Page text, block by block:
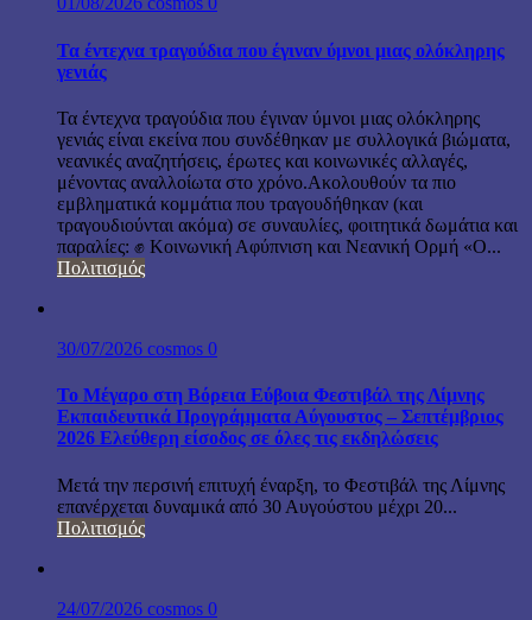
Τα έντεχνα τραγούδια που έγιναν ύμνοι μιας ολόκληρης
γενιάς
Τα έντεχνα τραγούδια που έγιναν ύμνοι μιας ολόκληρης
γενιάς είναι εκείνα που συνδέθηκαν με συλλογικά βιώματα,
νεανικές αναζητήσεις, έρωτες και κοινωνικές αλλαγές,
μένοντας αναλλοίωτα στο χρόνο.Ακολουθούν τα πιο
εμβληματικά κομμάτια που τραγουδήθηκαν (και
τραγουδιούνται ακόμα) σε συναυλίες, φοιτητικά δωμάτια και
παραλίες: ✊ Κοινωνική Αφύπνιση και Νεανική Ορμή «Ο...
Πολιτισμός
30/07/2026 cosmos 0
Το Μέγαρο στη Βόρεια Εύβοια Φεστιβάλ της Λίμνης
Εκπαιδευτικά Προγράμματα Αύγουστος – Σεπτέμβριος
2026 Ελεύθερη είσοδος σε όλες τις εκδηλώσεις
Μετά την περσινή επιτυχή έναρξη, το Φεστιβάλ της Λίμνης
επανέρχεται δυναμικά από 30 Αυγούστου μέχρι 20...
Πολιτισμός
24/07/2026 cosmos 0